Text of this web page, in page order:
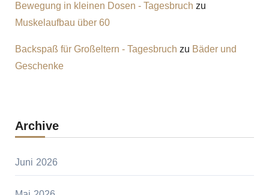
Bewegung in kleinen Dosen - Tagesbruch zu
Muskelaufbau über 60
Backspaß für Großeltern - Tagesbruch zu Bäder und
Geschenke
Archive
Juni 2026